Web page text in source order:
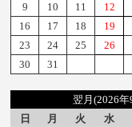
9
10 11 12
16
17 18 19
23
24 25 26
30
31
翌月(2026年
日
月 火 水